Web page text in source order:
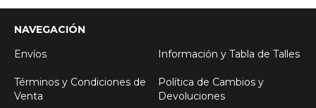
NAVEGACIÓN
Envíos
Información y Tabla de Talles
Términos y Condiciones de
Venta
Política de Cambios y
Devoluciones